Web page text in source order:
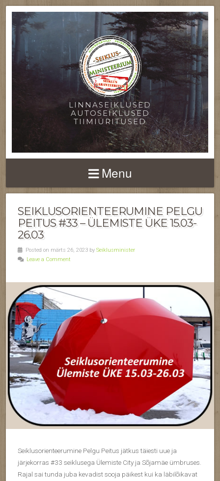
LINNASEIKLUSED
AUTOSEIKLUSED
TIIMIÜRITUSED
Menu
SEIKLUSORIENTEERUMINE PELGU
PEITUS #33 – ÜLEMISTE ÜKE 15.03-
26.03
Posted on märts 26, 2023 by Seiklusminister
Leave a Comment
Seiklusorienteerumine Pelgu Peitus jätkus täiesti uue ja
järjekorras #33 seiklusega Ülemiste City ja Sõjamäe ümbruses.
Rajal sai tunda juba kevadist sooja päikest kui ka läbilõikavat